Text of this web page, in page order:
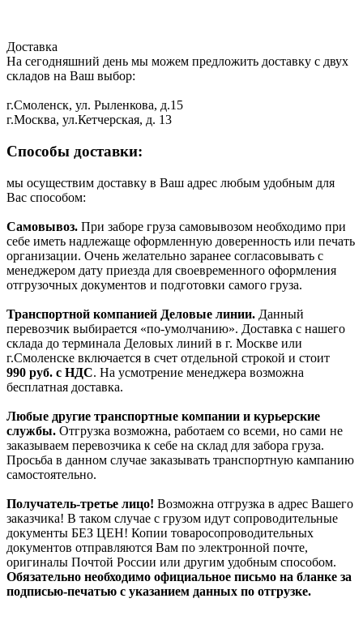
Доставка
На сегодняшний день мы можем предложить доставку с двух
складов на Ваш выбор:
г.Смоленск, ул. Рыленкова, д.15
г.Москва, ул.Кетчерская, д. 13
Способы доставки:
мы осуществим доставку в Ваш адрес любым удобным для
Вас способом:
Самовывоз. При заборе груза самовывозом необходимо при
себе иметь надлежаще оформленную доверенность или печать
организации. Очень желательно заранее согласовывать с
менеджером дату приезда для своевременного оформления
отгрузочных документов и подготовки самого груза.
Транспортной компанией Деловые линии. Данный
перевозчик выбирается «по-умолчанию». Доставка с нашего
склада до терминала Деловых линий в г. Москве или
г.Смоленске включается в счет отдельной строкой и стоит
990 руб. с НДС. На усмотрение менеджера возможна
бесплатная доставка.
Любые другие транспортные компании и курьерские
службы. Отгрузка возможна, работаем со всеми, но сами не
заказываем перевозчика к себе на склад для забора груза.
Просьба в данном случае заказывать транспортную кампанию
самостоятельно.
Получатель-третье лицо! Возможна отгрузка в адрес Вашего
заказчика! В таком случае с грузом идут сопроводительные
документы БЕЗ ЦЕН! Копии товаросопроводительных
документов отправляются Вам по электронной почте,
оригиналы Почтой России или другим удобным способом.
Обязательно необходимо официальное письмо на бланке за
подписью-печатью с указанием данных по отгрузке.